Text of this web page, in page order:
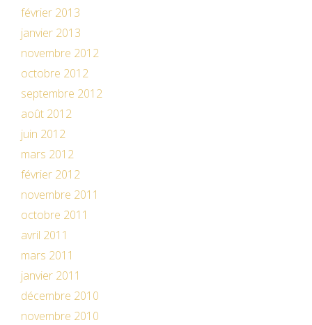
février 2013
janvier 2013
novembre 2012
octobre 2012
septembre 2012
août 2012
juin 2012
mars 2012
février 2012
novembre 2011
octobre 2011
avril 2011
mars 2011
janvier 2011
décembre 2010
novembre 2010